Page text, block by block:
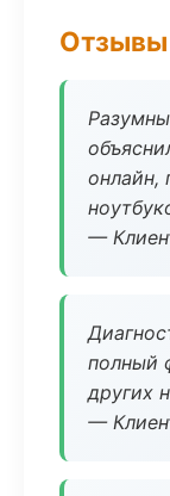
Отзывы
онлайн,
—
полный
других
—